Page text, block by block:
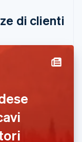
di clienti